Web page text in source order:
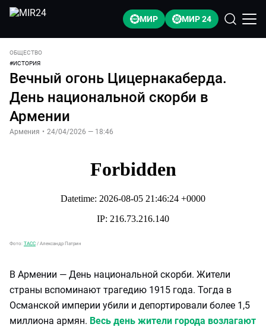
МИР МИР 24
ОБЩЕСТВО
#ИСТОРИЯ
Вечный огонь Цицернакаберда.
День национальной скорби в
Армении
Армения • 24/04/2026 — 18:46
Фото: ТАСС / Александр Патрин
В Армении — День национальной скорби. Жители
страны вспоминают трагедию 1915 года. Тогда в
Османской империи убили и депортировали более 1,5
миллиона армян. Весь день жители города возлагают